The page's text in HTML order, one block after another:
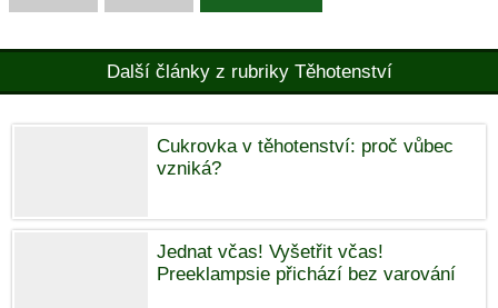
Další články z rubriky Těhotenství
Cukrovka v těhotenství: proč vůbec
vzniká?
Jednat včas! Vyšetřit včas!
Preeklampsie přichází bez varování